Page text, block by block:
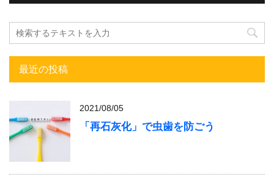
最近の投稿
2021/08/05
「再石灰化」で虫歯を防ごう